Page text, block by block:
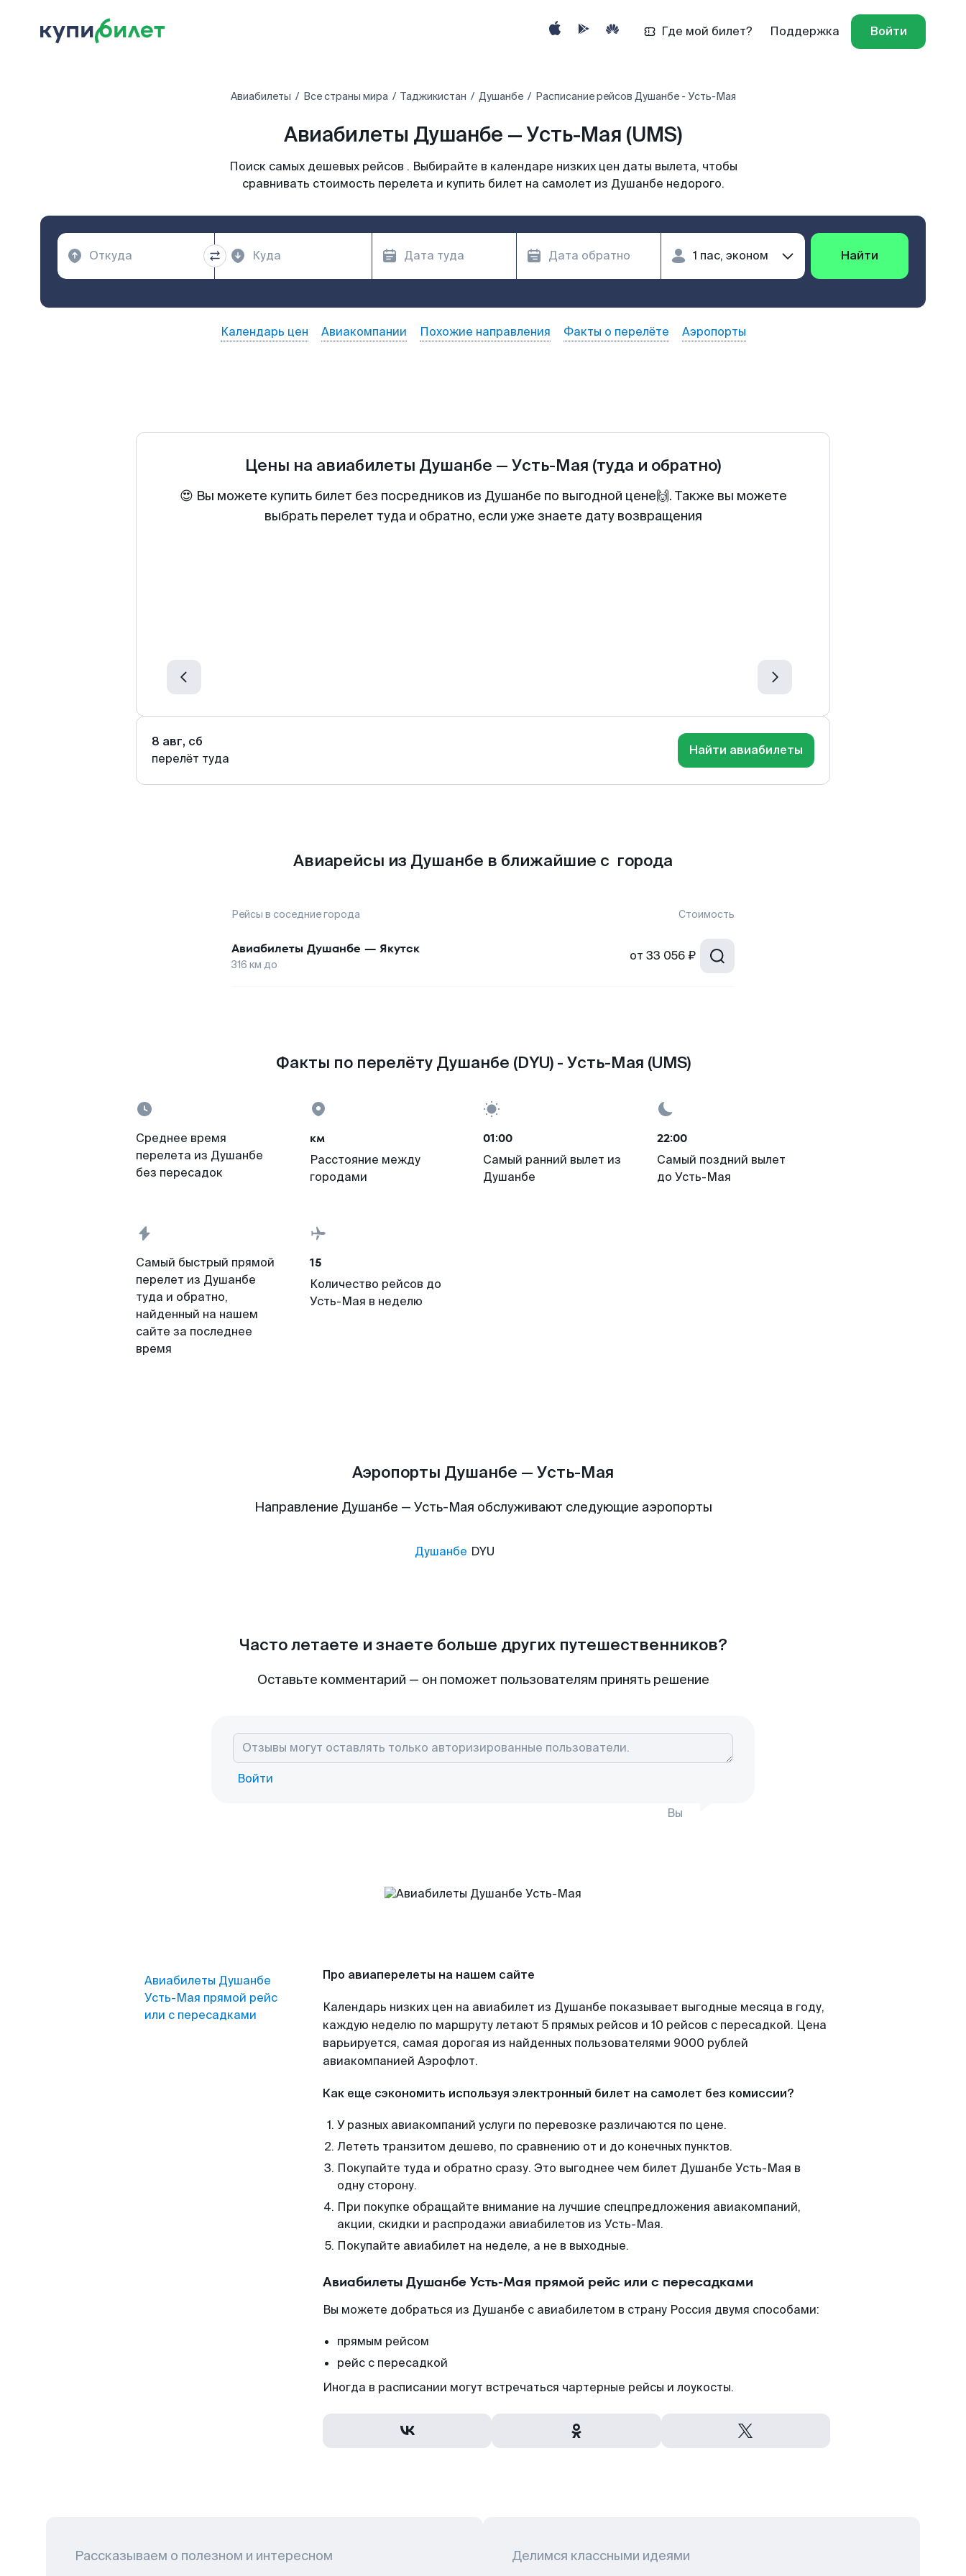
Где мой билет? Поддержка Войти
Авиабилеты Все страны мира Таджикистан Душанбе Расписание рейсов Душанбе - Усть-Мая
Авиабилеты Душанбе — Усть-Мая (UMS)
Поиск самых дешевых рейсов . Выбирайте в календаре низких цен даты вылета, чтобы
сравнивать стоимость перелета и купить билет на самолет из Душанбе недорого.
Найти
Календарь цен Авиакомпании Похожие направления Факты о перелёте Аэропорты
Цены на авиабилеты Душанбе — Усть-Мая (туда и обратно)
😍 Вы можете купить билет без посредников из Душанбе по выгодной цене🙌. Также вы можете
выбрать перелет туда и обратно, если уже знаете дату возвращения
8 авг, сб
перелёт туда
Найти авиабилеты
Авиарейсы из Душанбе в ближайшие с города
Рейсы в соседние города Стоимость
Авиабилеты Душанбе — Якутск
316 км до
от 33 056 ₽
Факты по перелёту Душанбе (DYU) - Усть-Мая (UMS)
Среднее время
перелета из Душанбе
без пересадок
км
Расстояние между
городами
01:00
Самый ранний вылет из
Душанбе
22:00
Самый поздний вылет
до Усть-Мая
Самый быстрый прямой
перелет из Душанбе
туда и обратно,
найденный на нашем
сайте за последнее
время
15
Количество рейсов до
Усть-Мая в неделю
Аэропорты Душанбе — Усть-Мая
Направление Душанбе — Усть-Мая обслуживают следующие аэропорты
Душанбе DYU
Часто летаете и знаете больше других путешественников?
Оставьте комментарий — он поможет пользователям принять решение
Войти
Вы
Авиабилеты Душанбе
Усть-Мая прямой рейс
или с пересадками
Про авиаперелеты на нашем сайте
Календарь низких цен на авиабилет из Душанбе показывает выгодные месяца в году,
каждую неделю по маршруту летают 5 прямых рейсов и 10 рейсов с пересадкой. Цена
варьируется, самая дорогая из найденных пользователями 9000 рублей
авиакомпанией Аэрофлот.
Как еще сэкономить используя электронный билет на самолет без комиссии?
У разных авиакомпаний услуги по перевозке различаются по цене.
Лететь транзитом дешево, по сравнению от и до конечных пунктов.
Покупайте туда и обратно сразу. Это выгоднее чем билет Душанбе Усть-Мая в
одну сторону.
При покупке обращайте внимание на лучшие спецпредложения авиакомпаний,
акции, скидки и распродажи авиабилетов из Усть-Мая.
Покупайте авиабилет на неделе, а не в выходные.
Авиабилеты Душанбе Усть-Мая прямой рейс или с пересадками
Вы можете добраться из Душанбе с авиабилетом в страну Россия двумя способами:
прямым рейсом
рейс с пересадкой
Иногда в расписании могут встречаться чартерные рейсы и лоукосты.
Рассказываем о полезном и интересном Делимся классными идеями